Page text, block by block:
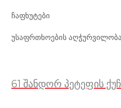
ჩაფხუტები
უსაფრთხოების აღჭურვილობა
61 შანდორ პეტეფის